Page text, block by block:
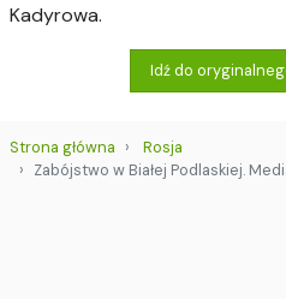
Kadyrowa.
Idź do
Strona główna
Rosja
Zabójstwo w Białej Podlaskiej.